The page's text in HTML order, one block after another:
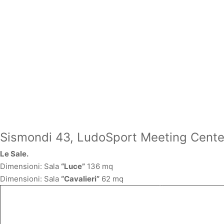
Sismondi 43, LudoSport Meeting
Le Sale.
Dimensioni: Sala “Luce” 136 mq
Dimensioni: Sala “Cavalieri” 62 mq